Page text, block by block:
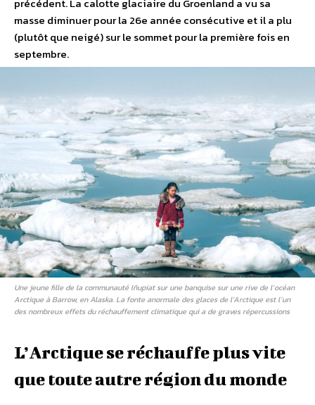
précédent. La calotte glaciaire du Groenland a vu sa
masse diminuer pour la 26e année consécutive et il a plu
(plutôt que neigé) sur le sommet pour la première fois en
septembre.
Une jeune fille de la communauté Iñupiat sur une banquise sur une rive de l’océan
Arctique à Barrow, en Alaska. La fonte anormale des glaces de l’Arctique est l’un
des nombreux effets du réchauffement climatique qui a de graves répercussions
L’Arctique se réchauffe plus vite
que toute autre région du monde